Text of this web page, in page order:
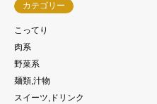
カテゴリー
こってり
肉系
野菜系
麺類,汁物
スイーツ,ドリンク